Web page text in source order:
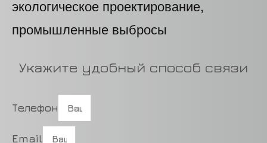
Укажите удобный способ связи
Телефон
Email